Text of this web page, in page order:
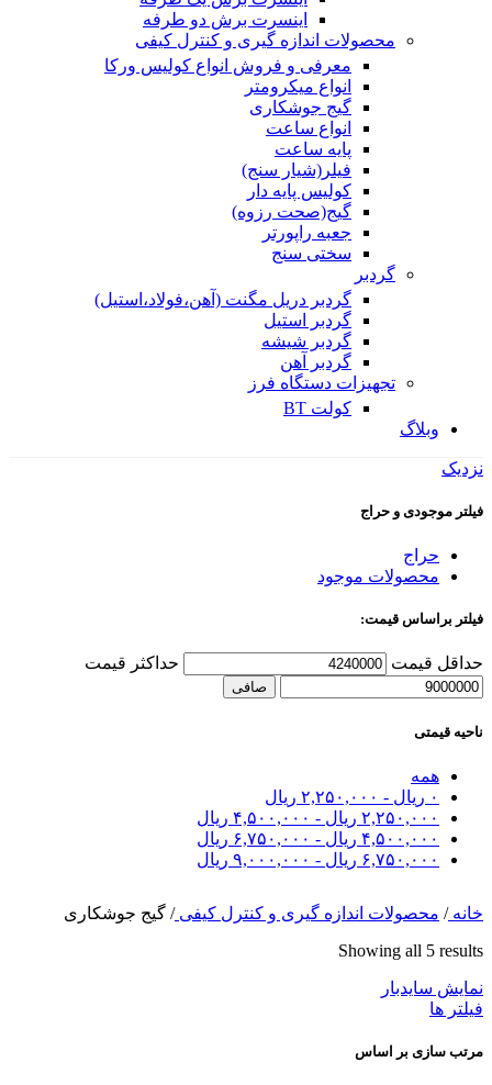
اینسرت برش دو طرفه
محصولات اندازه گیری و کنترل کیفی
معرفی و فروش انواع کولیس ورکا
انواع میکرومتر
گیج جوشکاری
انواع ساعت
پایه ساعت
فیلر(شیار سنج)
کولیس پایه دار
گیج(صحت رزوه)
جعبه راپورتر
سختی سنج
گردبر
گردبر دریل مگنت (آهن،فولاد،استیل)
گردبر استیل
گردبر شیشه
گردبر آهن
تجهیزات دستگاه فرز
کولت BT
وبلاگ
نزدیک
فیلتر موجودی و حراج
حراج
محصولات موجود
فیلتر براساس قیمت:
حداقل قیمت حداكثر قيمت
صافی
ناحیه قیمتی
همه
۰ ریال - ۲,۲۵۰,۰۰۰ ریال
۲,۲۵۰,۰۰۰ ریال - ۴,۵۰۰,۰۰۰ ریال
۴,۵۰۰,۰۰۰ ریال - ۶,۷۵۰,۰۰۰ ریال
۶,۷۵۰,۰۰۰ ریال - ۹,۰۰۰,۰۰۰ ریال
خانه/ محصولات اندازه گیری و کنترل کیفی/ گیج جوشکاری
Showing all 5 results
نمایش سایدبار
فیلتر ها
مرتب سازی بر اساس